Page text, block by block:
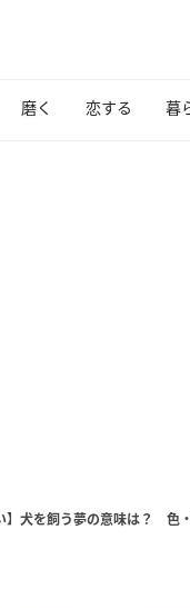
磨く 恋する 暮
】犬を飼う夢の意味は？ 色